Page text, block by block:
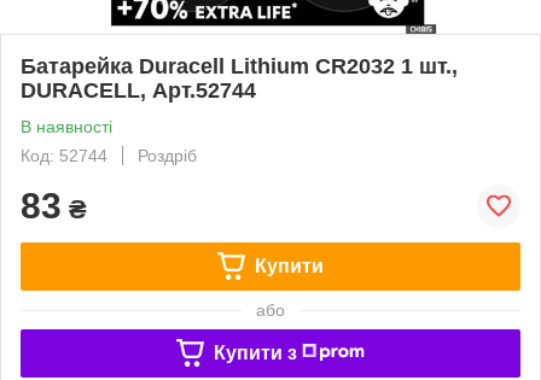
Батарейка Duracell Lithium CR2032 1 шт.,
DURACELL, Арт.52744
В наявності
Код: 52744
Роздріб
83 ₴
Купити
або
Купити з